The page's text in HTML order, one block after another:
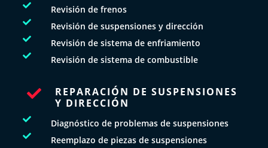
 Revisión de frenos
 Revisión de suspensiones y dirección
 Revisión de sistema de enfriamiento
 Revisión de sistema de combustible

REPARACIÓN DE SUSPENSIONES
Y DIRECCIÓN
 Diagnóstico de problemas de suspensiones

Reemplazo de piezas de suspensiones